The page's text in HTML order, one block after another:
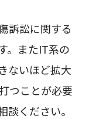
訴訟に関する
。またIT系の
ないほど拡大
つことが必要
談ください。